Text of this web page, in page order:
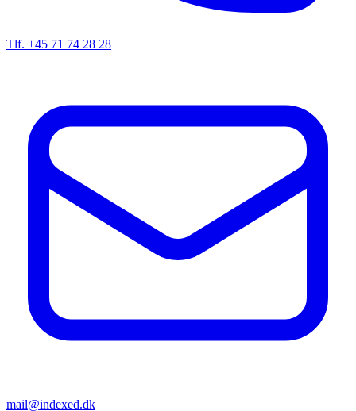
Tlf. +45 71 74 28 28
mail@indexed.dk